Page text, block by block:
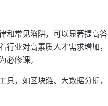
和常见陷阱，可以显著提高答
行业对高素质人才需求增加，
必修课。
具，如区块链、大数据分析，